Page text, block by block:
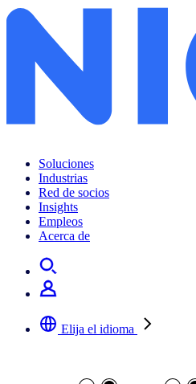
Soluciones
Industrias
Red de socios
Insights
Empleos
Acerca de
Elija el idioma